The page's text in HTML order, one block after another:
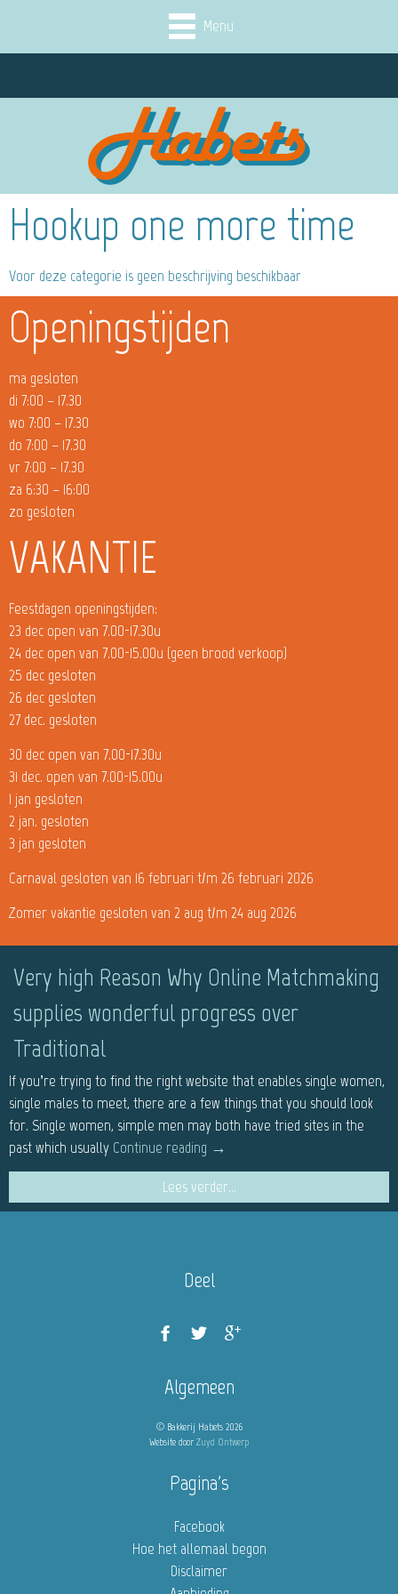
Menu
Hookup one more time
Voor deze categorie is geen beschrijving beschikbaar
Openingstijden
ma gesloten
di 7:00 – 17.30
wo 7:00 – 17.30
do 7:00 – 17.30
vr 7:00 – 17.30
za 6:30 – 16:00
zo gesloten
VAKANTIE
Feestdagen openingstijden:
23 dec open van 7.00-17.30u
24 dec open van 7.00-15.00u (geen brood verkoop)
25 dec gesloten
26 dec gesloten
27 dec. gesloten
30 dec open van 7.00-17.30u
31 dec. open van 7.00-15.00u
1 jan gesloten
2 jan. gesloten
3 jan gesloten
Carnaval gesloten van 16 februari t/m 26 februari 2026
Zomer vakantie gesloten van 2 aug t/m 24 aug 2026
Very high Reason Why Online Matchmaking
supplies wonderful progress over
Traditional
If you’re trying to find the right website that enables single women,
single males to meet, there are a few things that you should look
for. Single women, simple men may both have tried sites in the
past which usually Continue reading →
Lees verder...
Deel
Algemeen
© Bakkerij Habets 2026
Website door Zuyd Ontwerp
Pagina's
Facebook
Hoe het allemaal begon
Disclaimer